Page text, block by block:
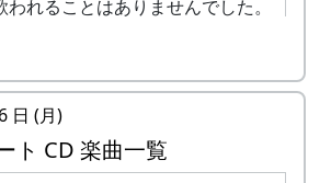
れることはありませんでした。
ふるさと加美の里へ～
日 (月)
ト CD 楽曲一覧